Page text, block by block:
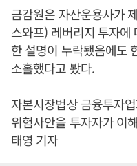
금감원은 자산운용사가
스와프) 레버리지 투자에
한 설명이 누락됐음에도
소홀했다고 봤다.
자본시장법상 금융투자
위험사안을 투자자가 이
태영 기자